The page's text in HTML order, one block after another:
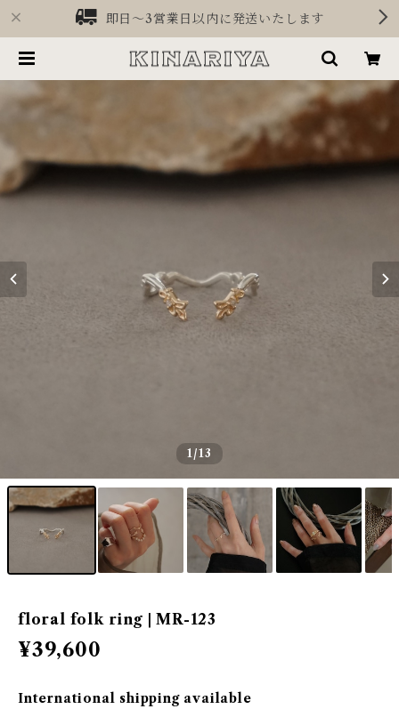
即日〜3営業日以内に発送いたします
1/13
floral folk ring | MR-123
¥39,600
International shipping available